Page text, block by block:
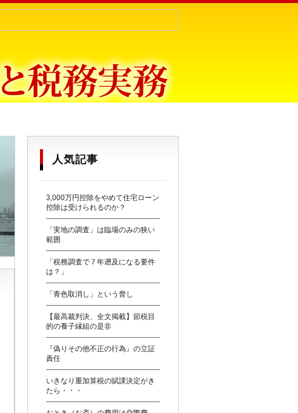
人気記事
3,000万円控除をやめて住宅ローン
控除は受けられるのか？
「実地の調査」は臨場のみの狭い
範囲
「税務調査で７年遡及になる要件
は？」
「青色取消し」という脅し
【最高裁判決、全文掲載】節税目
的の養子縁組の是非
『偽りその他不正の行為』の立証
責任
いきなり重加算税の賦課決定がき
たら・・・